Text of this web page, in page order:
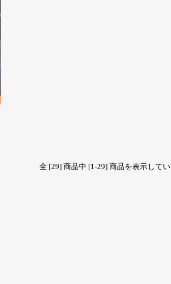
全 [29] 商品中 [1-29] 商品を表示してい